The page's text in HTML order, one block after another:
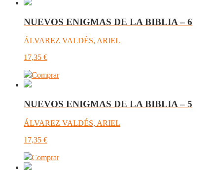
NUEVOS ENIGMAS DE LA BIBLIA – 6
ÁLVAREZ VALDÉS, ARIEL
17,35 €
Comprar
NUEVOS ENIGMAS DE LA BIBLIA – 5
ÁLVAREZ VALDÉS, ARIEL
17,35 €
Comprar